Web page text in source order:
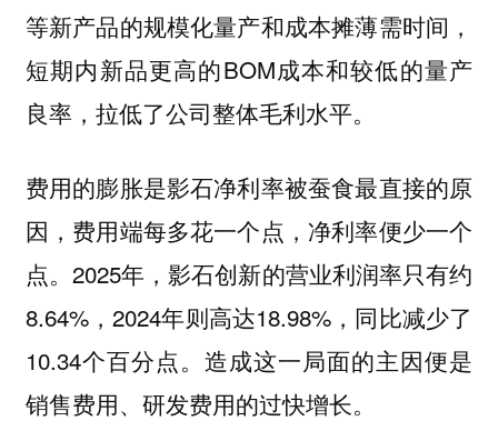
等新产品的规模化量产和成本摊薄需时间，
短期内新品更高的BOM成本和较低的量产
良率，拉低了公司整体毛利水平。
费用的膨胀是影石净利率被蚕食最直接的原
因，费用端每多花一个点，净利率便少一个
点。2025年，影石创新的营业利润率只有约
8.64%，2024年则高达18.98%，同比减少了
10.34个百分点。造成这一局面的主因便是
销售费用、研发费用的过快增长。